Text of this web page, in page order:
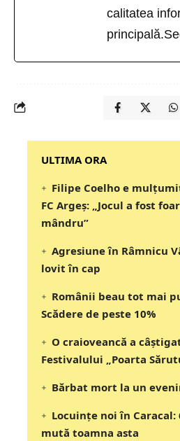
calitatea
principală.
‎‎‎‎‎‎‎ULTIMA ORA
Filipe Coelho e
FC Argeș: „Jocul a fost
mândru”
Agresiune în Râmnicu
lovit în cap
Românii beau tot mai
Scădere de peste 10%
O craioveancă a
Festivalului „Poarta
Bărbat mort la un
Locuințe noi în
mută toamna asta